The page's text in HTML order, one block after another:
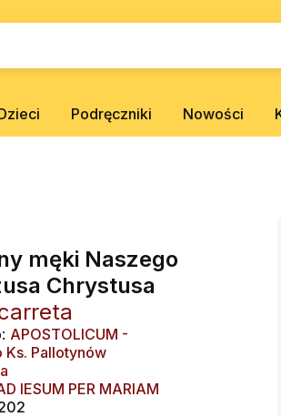
Podręczniki Nowości
męki Naszego
Chrystusa
APOSTOLICUM -
Pallotynów
IESUM PER MARIAM